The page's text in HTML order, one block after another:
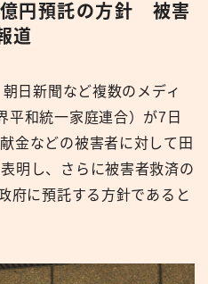
億円預託の方針 被害
道
日新聞など複数のメディ
平和統一家庭連合）が7日
金などの被害者に対して田
明し、さらに被害者救済の
府に預託する方針であると